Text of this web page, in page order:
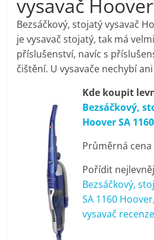
pračky,
televize,
notebooky,
mobilní
telefony,
kávovary,
bazény
vysavač
Bezsáčkový, stojatý vysavač
je vysavač stojatý, tak má
příslušenství, navíc s
čištění. U vysavače nechybí
Kde koupit
Bezsáčkový,
Hoover SA 1160
Průměrná cena
Pořídit
Bezsáčkový,
SA 1160
vysavač